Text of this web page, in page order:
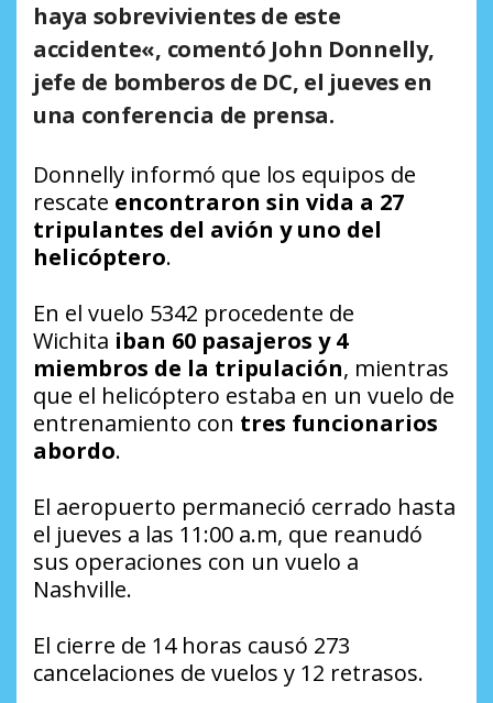
haya sobrevivientes de este
accidente«, comentó John Donnelly,
jefe de bomberos de DC, el jueves en
una conferencia de prensa.
Donnelly informó que los equipos de
rescate encontraron sin vida a 27
tripulantes del avión y uno del
helicóptero.
En el vuelo 5342 procedente de
Wichita iban 60 pasajeros y 4
miembros de la tripulación, mientras
que el helicóptero estaba en un vuelo de
entrenamiento con tres funcionarios
abordo.
El aeropuerto permaneció cerrado hasta
el jueves a las 11:00 a.m, que reanudó
sus operaciones con un vuelo a
Nashville.
El cierre de 14 horas causó 273
cancelaciones de vuelos y 12 retrasos.